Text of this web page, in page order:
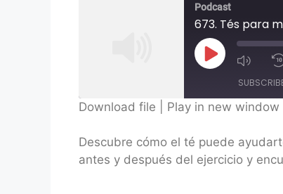
Podcast
673. Tés para
Play
Episode
RSS FEED
LINK
Download file Play in new window
Descubre cómo el té puede
antes y después del ejercicio y